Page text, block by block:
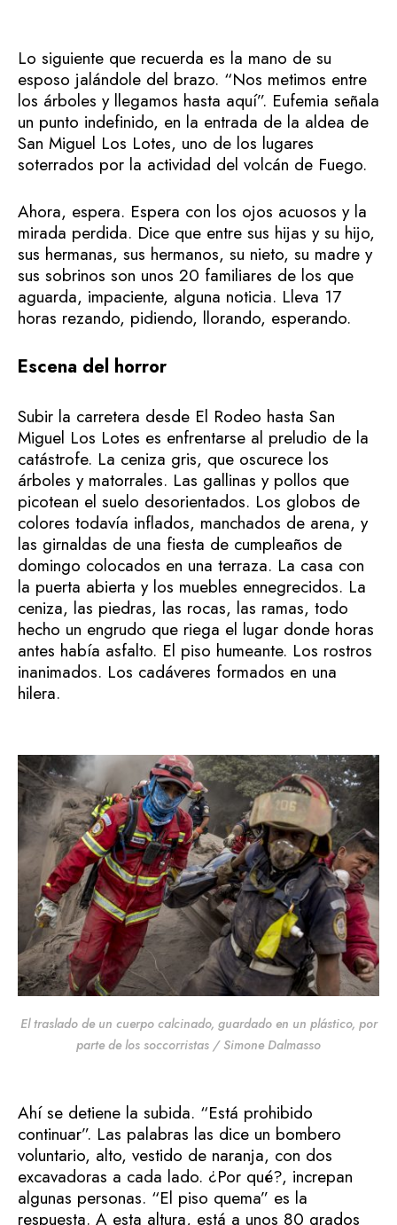
Lo siguiente que recuerda es la mano de su
esposo jalándole del brazo. “Nos metimos entre
los árboles y llegamos hasta aquí”. Eufemia señala
un punto indefinido, en la entrada de la aldea de
San Miguel Los Lotes, uno de los lugares
soterrados por la actividad del volcán de Fuego.
Ahora, espera. Espera con los ojos acuosos y la
mirada perdida. Dice que entre sus hijas y su hijo,
sus hermanas, sus hermanos, su nieto, su madre y
sus sobrinos son unos 20 familiares de los que
aguarda, impaciente, alguna noticia. Lleva 17
horas rezando, pidiendo, llorando, esperando.
Escena del horror
Subir la carretera desde El Rodeo hasta San
Miguel Los Lotes es enfrentarse al preludio de la
catástrofe. La ceniza gris, que oscurece los
árboles y matorrales. Las gallinas y pollos que
picotean el suelo desorientados. Los globos de
colores todavía inflados, manchados de arena, y
las girnaldas de una fiesta de cumpleaños de
domingo colocados en una terraza. La casa con
la puerta abierta y los muebles ennegrecidos. La
ceniza, las piedras, las rocas, las ramas, todo
hecho un engrudo que riega el lugar donde horas
antes había asfalto. El piso humeante. Los rostros
inanimados. Los cadáveres formados en una
hilera.
El traslado de un cuerpo calcinado, guardado en un plástico, por
parte de los soccorristas / Simone Dalmasso
Ahí se detiene la subida. “Está prohibido
continuar”. Las palabras las dice un bombero
voluntario, alto, vestido de naranja, con dos
excavadoras a cada lado. ¿Por qué?, increpan
algunas personas. “El piso quema” es la
respuesta. A esta altura, está a unos 80 grados